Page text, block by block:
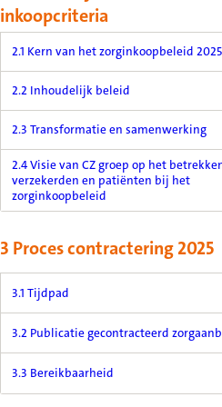
inkoopcriteria
2.1 Kern van het zorginkoopbeleid 2025
2.2 Inhoudelijk beleid
2.3 Transformatie en samenwerking
2.4 Visie van CZ groep op het
verzekerden en patiënten bij het
zorginkoopbeleid
3 Proces contractering 2025
3.1 Tijdpad
3.2 Publicatie gecontracteerd
3.3 Bereikbaarheid